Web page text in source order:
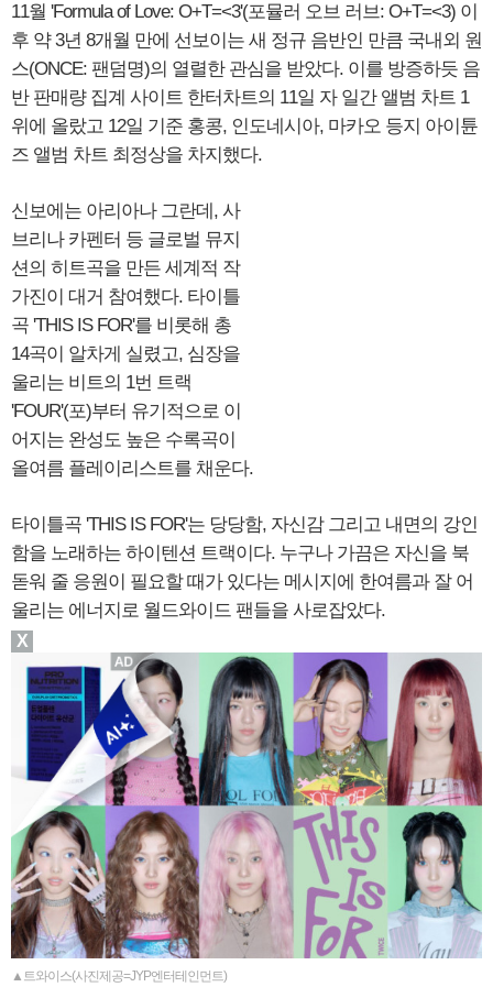
11월 'Formula of Love: O+T=<3'(포뮬러 오브 러브: O+T=<3) 이
후 약 3년 8개월 만에 선보이는 새 정규 음반인 만큼 국내외 원
스(ONCE: 팬덤명)의 열렬한 관심을 받았다. 이를 방증하듯 음
반 판매량 집계 사이트 한터차트의 11일 자 일간 앨범 차트 1
위에 올랐고 12일 기준 홍콩, 인도네시아, 마카오 등지 아이튠
즈 앨범 차트 최정상을 차지했다.
신보에는 아리아나 그란데, 사
브리나 카펜터 등 글로벌 뮤지
션의 히트곡을 만든 세계적 작
가진이 대거 참여했다. 타이틀
곡 'THIS IS FOR'를 비롯해 총
14곡이 알차게 실렸고, 심장을
울리는 비트의 1번 트랙
'FOUR'(포)부터 유기적으로 이
어지는 완성도 높은 수록곡이
올여름 플레이리스트를 채운다.
타이틀곡 'THIS IS FOR'는 당당함, 자신감 그리고 내면의 강인
함을 노래하는 하이텐션 트랙이다. 누구나 가끔은 자신을 북
돋워 줄 응원이 필요할 때가 있다는 메시지에 한여름과 잘 어
울리는 에너지로 월드와이드 팬들을 사로잡았다.
▲트와이스(사진제공=JYP엔터테인먼트)
X